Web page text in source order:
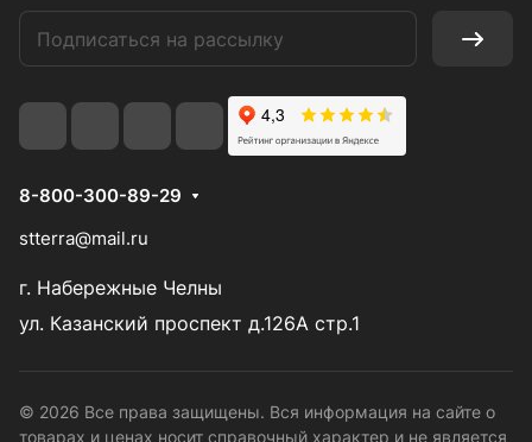
8-800-300-89-29
stterra@mail.ru
г. Набережные Челны
ул. Казанский проспект д.126А стр.1
© 2026 Все права защищены. Вся информация на сайте о
товарах и ценах носит справочный характер и не является